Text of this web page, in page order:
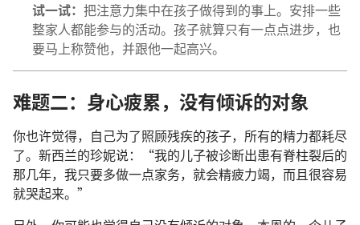
试一试： 把注意力集中在孩子做得到的事上。 安排一些
整家人都能参与的活动。 孩子就算只有一点点进步， 也
要马上称赞他， 并跟他一起高兴。
难题二： 身心疲累， 没有倾诉的对象
你也许觉得， 自己为了照顾残疾的孩子， 所有的精力都耗尽
了。 新西兰的珍妮说：“我的儿子被诊断出患有脊柱裂后的
那几年， 我只要多做一点家务， 就会精疲力竭， 而且很容易
就哭起来。”